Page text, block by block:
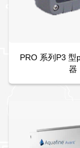
PRO 系列P3 型
器